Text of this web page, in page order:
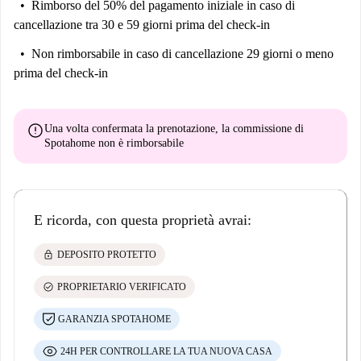
Rimborso del 50% del pagamento iniziale in caso di
cancellazione tra 30 e 59 giorni prima del check-in
Non rimborsabile in caso di cancellazione 29 giorni o meno
prima del check-in
errorUna volta confermata la prenotazione, la commissione di
Spotahome non è rimborsabile
E ricorda, con questa proprietà avrai:
lock DEPOSITO PROTETTO
check_circle PROPRIETARIO VERIFICATO
GARANZIA SPOTAHOME
24H PER CONTROLLARE LA TUA NUOVA CASA